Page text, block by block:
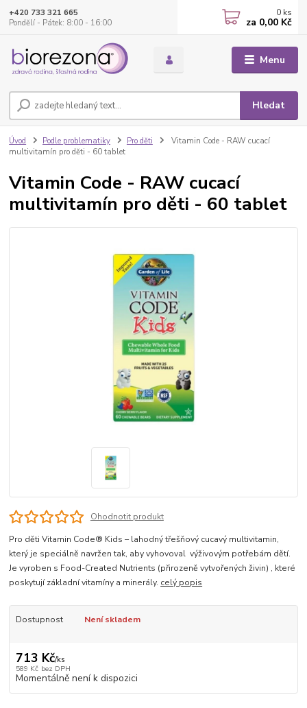
Menu
Hledat
+420 733 321 665
Pondělí - Pátek: 8:00 - 16:00
0 ks
za 0,00 Kč
Úvod Podle problematiky Pro děti
Vitamin Code - RAW cucací
multivitamín pro děti - 60 tablet
Vitamin Code - RAW cucací
multivitamín pro děti - 60 tablet
Ohodnotit produkt
Pro děti Vitamin Code® Kids – lahodný třešňový cucavý multivitamin,
který je speciálně navržen tak, aby vyhovoval výživovým potřebám dětí.
Je vyroben s Food-Created Nutrients (přirozeně vytvořených živin) , které
poskytují základní vitamíny a minerály. celý popis
Dostupnost Není skladem
713 Kč/ks
589 Kč bez DPH
Momentálně není k dispozici